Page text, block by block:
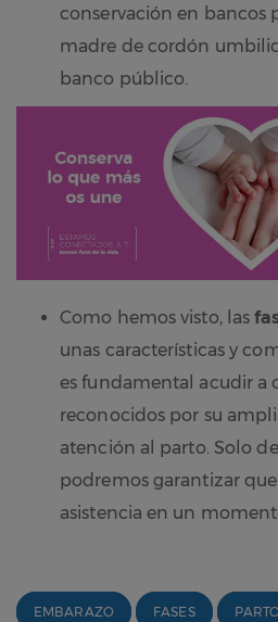
conservación en bancos
madre de cordón
banco público.
Como hemos visto, las
unas características y
es fundamental acudir a
reconocidos por su
atención al parto. Solo
podremos garantizar
asistencia en un
EMBARAZO FASES